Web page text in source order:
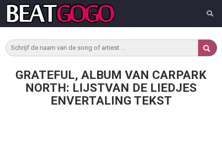
GRATEFUL, ALBUM VAN CARPARK
NORTH: LIJSTVAN DE LIEDJES
ENVERTALING TEKST